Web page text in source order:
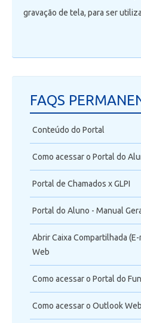
gravação de tela, para ser
FAQS
Conteúdo do Portal
Como acessar o Portal do
Portal de Chamados x GLPI
Portal do Aluno - Manual
Abrir Caixa Compartilhada
Web
Como acessar o Portal do
Como acessar o Outlook Web